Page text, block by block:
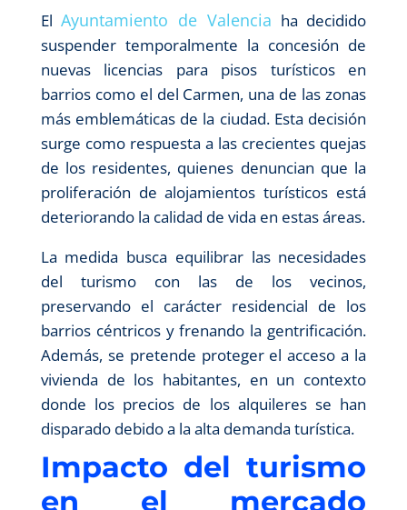
ElAyuntamiento de Valencia ha decidido
suspender temporalmente la concesión de
nuevas licencias para pisos turísticos en
barrios como el del Carmen, una de las zonas
más emblemáticas de la ciudad. Esta decisión
surge como respuesta a las crecientes quejas
de los residentes, quienes denuncian que la
proliferación de alojamientos turísticos está
deteriorando la calidad de vida en estas áreas.
La medida busca equilibrar las necesidades
del turismo con las de los vecinos,
preservando el carácter residencial de los
barrios céntricos y frenando la gentrificación.
Además, se pretende proteger el acceso a la
vivienda de los habitantes, en un contexto
donde los precios de los alquileres se han
disparado debido a la alta demanda turística.
Impacto del turismo
en el mercado